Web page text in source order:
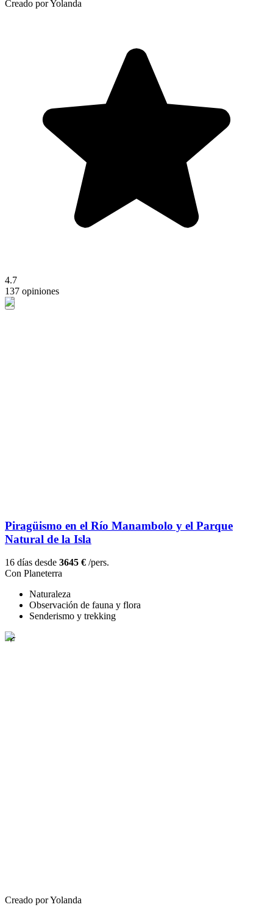
Creado por Yolanda
4.7
137 opiniones
Piragüismo en el Río Manambolo y el Parque
Natural de la Isla
16 días desde 3645 € /pers.
Con Planeterra
Naturaleza
Observación de fauna y flora
Senderismo y trekking
Creado por Yolanda